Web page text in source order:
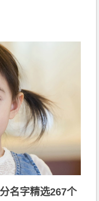
名字精选267个